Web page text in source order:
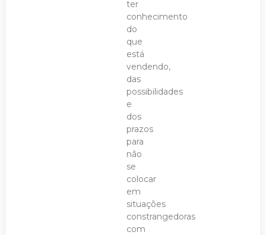
ter
conhecimento
do
que
está
vendendo,
das
possibilidades
e
dos
prazos
para
não
se
colocar
em
situações
constrangedoras
com